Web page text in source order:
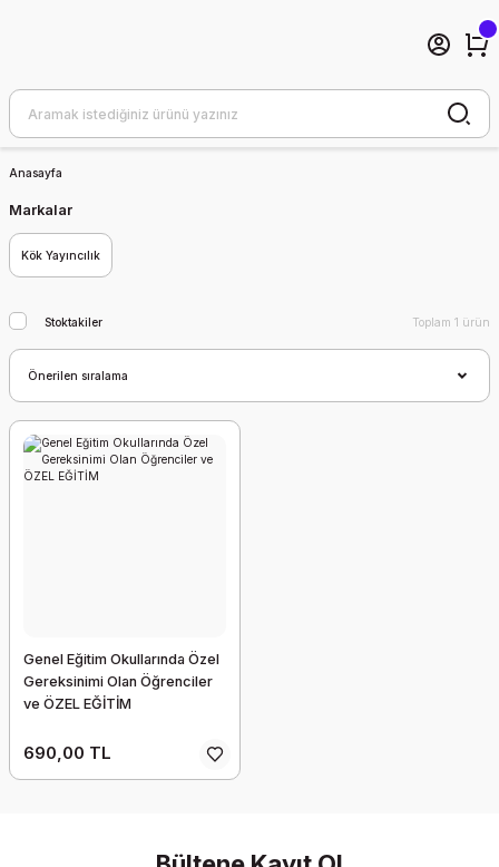
Anasayfa
Markalar
Kök Yayıncılık
Stoktakiler Toplam 1 ürün
Genel Eğitim Okullarında Özel
Gereksinimi Olan Öğrenciler
ve ÖZEL EĞİTİM
690,00 TL